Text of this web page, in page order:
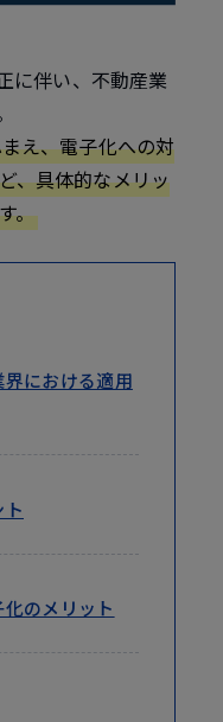
に伴い、不動産業
え、電子化への対
、具体的なメリッ
。
における適用
のメリット